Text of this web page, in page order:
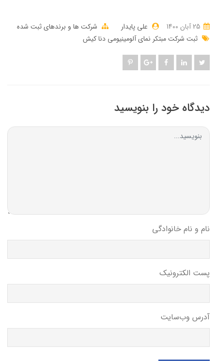
علی پایدار
شرکت ها و برندهای ثبت شده
ثبت شرکت مبتکر نمای آلومینیومی دنا کیش
دیدگاه خود را بنویسید
نام و نام خانوادگی
پست الکترونیک
آدرس وب‌سایت